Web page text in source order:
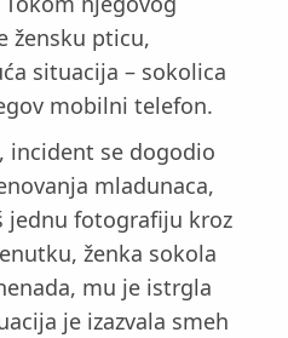
žensku pticu,
situacija – sokolica
mobilni telefon.
incident se dogodio
mladunaca,
jednu fotografiju kroz
ženka sokola
mu je istrgla
je izazvala smeh